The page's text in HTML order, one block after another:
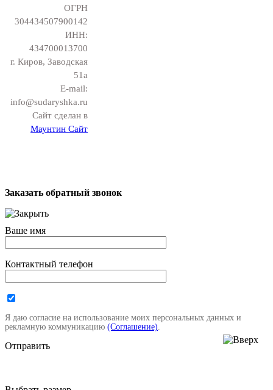
ОГРН
304434507900142
ИНН:
434700013700
г. Киров, Заводская
51а
E-mail:
info@sudaryshka.ru
Сайт сделан в
Маунтин Сайт
Заказать обратный звонок
Ваше имя
Контактный телефон
Я даю согласие на использование моих персональных данных и
рекламную коммуникацию (Соглашение)
Отправить